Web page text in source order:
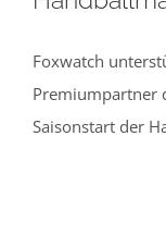
Foxwatch
Premiumpartner
Saisonstart der